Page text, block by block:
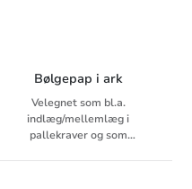
Bølgepap i ark
Velegnet som bl.a.
indlæg/mellemlæg i
pallekraver og som